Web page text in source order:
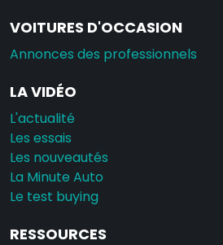
VOITURES D'OCCASION
Annonces des professionnels
LA VIDÉO
L'actualité
Les essais
Les nouveautés
La Minute Auto
Le test buying
RESSOURCES